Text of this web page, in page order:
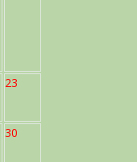
23
30